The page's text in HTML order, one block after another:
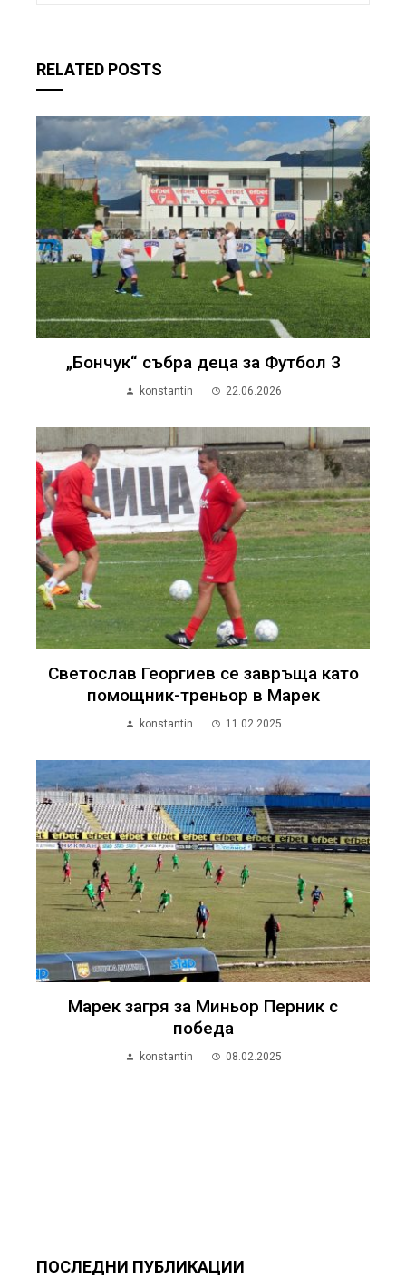
RELATED POSTS
„Бончук“ събра деца за Футбол 3
konstantin 22.06.2026
Светослав Георгиев се завръща като
помощник-треньор в Марек
konstantin 11.02.2025
Марек загря за Миньор Перник с
победа
konstantin 08.02.2025
ПОСЛЕДНИ ПУБЛИКАЦИИ